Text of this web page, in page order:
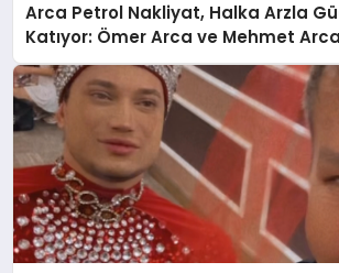
Arca Petrol Nakliyat, Halka Arzla
Katıyor: Ömer Arca ve Mehmet
Güçlü Yatırım